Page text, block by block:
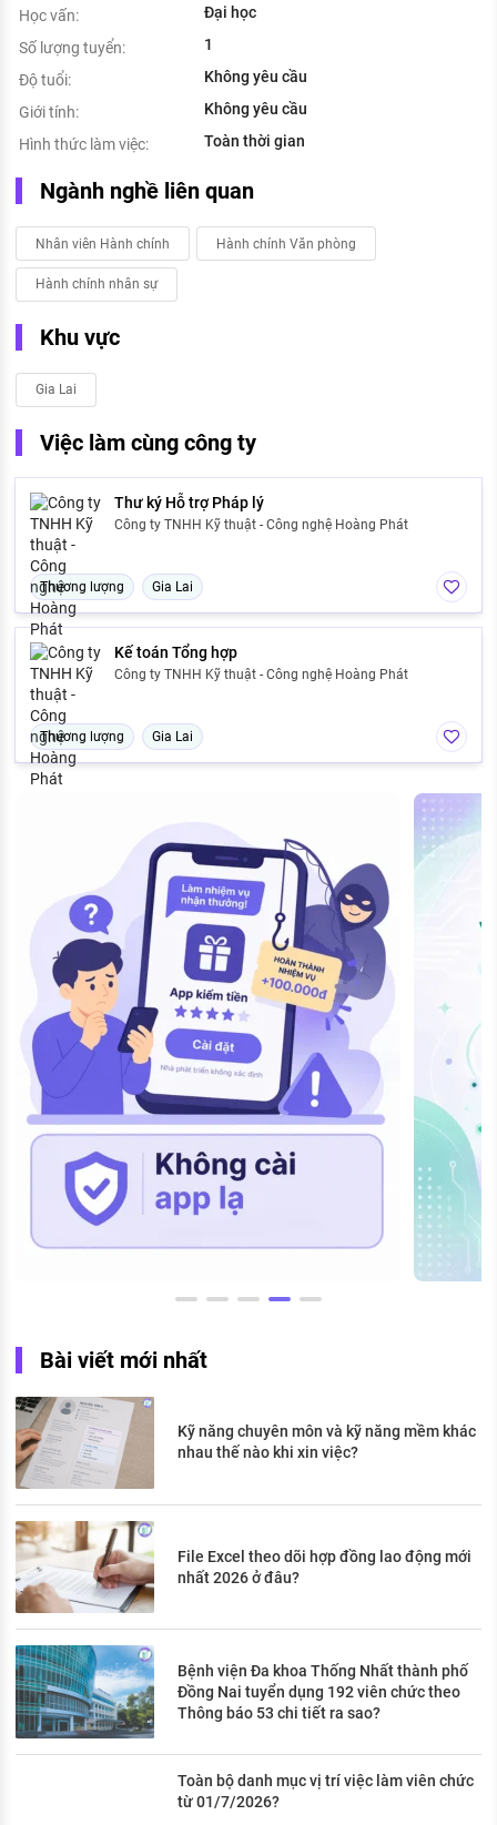
Học vấn:
Đại học
Số lượng tuyển:
1
Độ tuổi:
Không yêu cầu
Giới tính:
Không yêu cầu
Hình thức làm việc:
Toàn thời gian
Ngành nghề liên quan
Nhân viên Hành chính Hành chính Văn phòng
Hành chính nhân sự
Khu vực
Gia Lai
Việc làm cùng công ty
Thư ký Hỗ trợ Pháp lý
Công ty TNHH Kỹ thuật - Công nghệ Hoàng Phát
Thương lượng Gia Lai
Kế toán Tổng hợp
Công ty TNHH Kỹ thuật - Công nghệ Hoàng Phát
Thương lượng Gia Lai
Bài viết mới nhất
Kỹ năng chuyên môn và kỹ năng mềm khác
nhau thế nào khi xin việc?
File Excel theo dõi hợp đồng lao động mới
nhất 2026 ở đâu?
Bệnh viện Đa khoa Thống Nhất thành phố
Đồng Nai tuyển dụng 192 viên chức theo
Thông báo 53 chi tiết ra sao?
Toàn bộ danh mục vị trí việc làm viên chức
từ 01/7/2026?